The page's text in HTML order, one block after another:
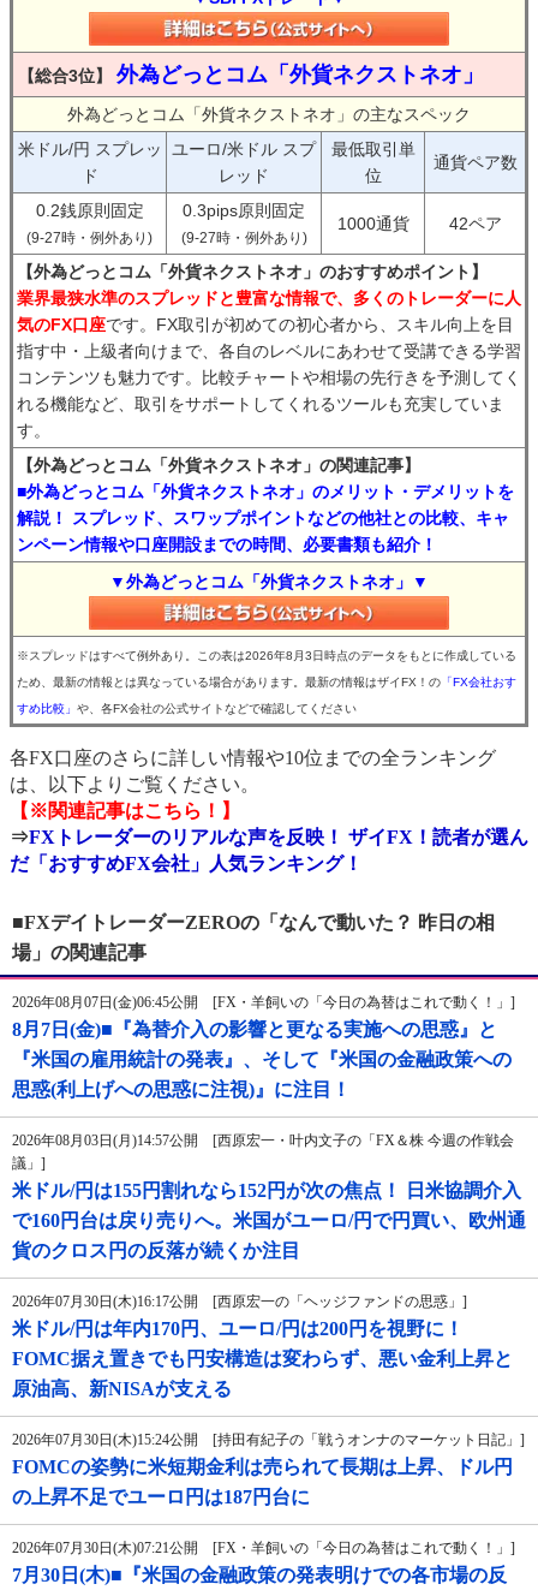
【総合3位】 外為どっとコム「外貨ネクストネオ」
外為どっとコム「外貨ネクストネオ」の主なスペック
米ドル/円 スプレッ
ド
ユーロ/米ドル スプ
レッド
最低取引単
位
通貨ペア数
0.2銭原則固定
(9-27時・例外あり)
0.3pips原則固定
(9-27時・例外あり)
1000通貨 42ペア
【外為どっとコム「外貨ネクストネオ」のおすすめポイント】
業界最狭水準のスプレッドと豊富な情報で、多くのトレーダーに人
気のFX口座です。FX取引が初めての初心者から、スキル向上を目
指す中・上級者向けまで、各自のレベルにあわせて受講できる学習
コンテンツも魅力です。比較チャートや相場の先行きを予測してく
れる機能など、取引をサポートしてくれるツールも充実していま
す。
【外為どっとコム「外貨ネクストネオ」の関連記事】
■外為どっとコム「外貨ネクストネオ」のメリット・デメリットを
解説！ スプレッド、スワップポイントなどの他社との比較、キャ
ンペーン情報や口座開設までの時間、必要書類も紹介！
▼外為どっとコム「外貨ネクストネオ」▼
※スプレッドはすべて例外あり。この表は2026年8月3日時点のデータをもとに作成している
ため、最新の情報とは異なっている場合があります。最新の情報はザイFX！の 「FX会社おす
すめ比較」 や、各FX会社の公式サイトなどで確認してください
各FX口座のさらに詳しい情報や10位までの全ランキング
は、以下よりご覧ください。
【※関連記事はこちら！】
⇒FXトレーダーのリアルな声を反映！ ザイFX！読者が選ん
だ「おすすめFX会社」人気ランキング！
■FXデイトレーダーZEROの「なんで動いた？ 昨日の相
場」の関連記事
2026年08月07日(金)06:45公開 [FX・羊飼いの「今日の為替はこれで動く！」]
8月7日(金)■『為替介入の影響と更なる実施への思惑』と
『米国の雇用統計の発表』、そして『米国の金融政策への
思惑(利上げへの思惑に注視)』に注目！
2026年08月03日(月)14:57公開 [西原宏一・叶内文子の「FX＆株 今週の作戦会
議」]
米ドル/円は155円割れなら152円が次の焦点！ 日米協調介入
で160円台は戻り売りへ。米国がユーロ/円で円買い、欧州通
貨のクロス円の反落が続くか注目
2026年07月30日(木)16:17公開 [西原宏一の「ヘッジファンドの思惑」]
米ドル/円は年内170円、ユーロ/円は200円を視野に！
FOMC据え置きでも円安構造は変わらず、悪い金利上昇と
原油高、新NISAが支える
2026年07月30日(木)15:24公開 [持田有紀子の「戦うオンナのマーケット日記」]
FOMCの姿勢に米短期金利は売られて長期は上昇、ドル円
の上昇不足でユーロ円は187円台に
2026年07月30日(木)07:21公開 [FX・羊飼いの「今日の為替はこれで動く！」]
7月30日(木)■『米国の金融政策の発表明けでの各市場の反